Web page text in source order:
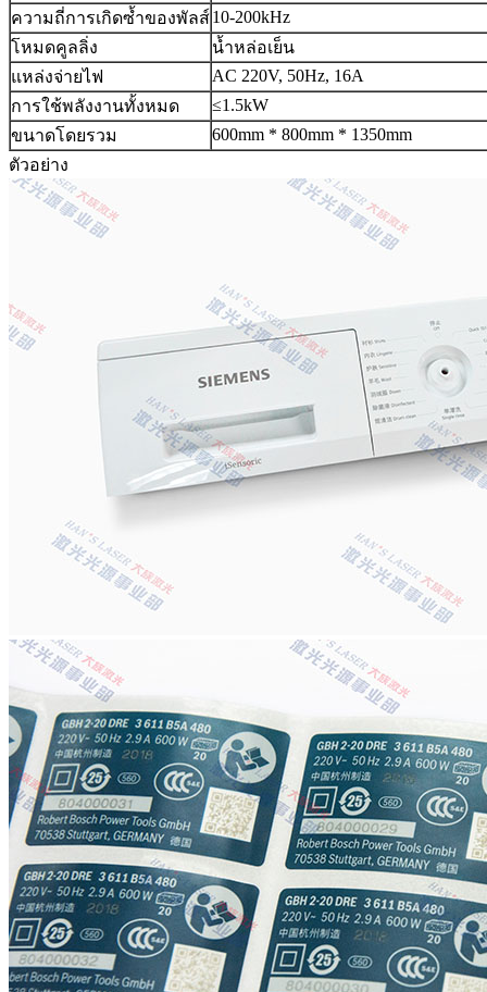
ความถี่การเกิดซ้ำของพัลส์10-200kHz
โหมดคูลลิ่ง
น้ำหล่อเย็น
แหล่งจ่ายไฟ
AC 220V, 50Hz, 16A
การใช้พลังงานทั้งหมด
≤1.5kW
ขนาดโดยรวม
600mm * 800mm * 1350mm
ตัวอย่าง